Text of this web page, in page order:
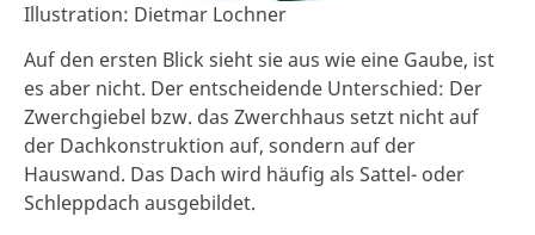
Illustration: Dietmar Lochner
Auf den ersten Blick sieht sie aus wie eine Gaube, ist
es aber nicht. Der entscheidende Unterschied: Der
Zwerchgiebel bzw. das Zwerchhaus setzt nicht auf
der Dachkonstruktion auf, sondern auf der
Hauswand. Das Dach wird häufig als Sattel- oder
Schleppdach ausgebildet.